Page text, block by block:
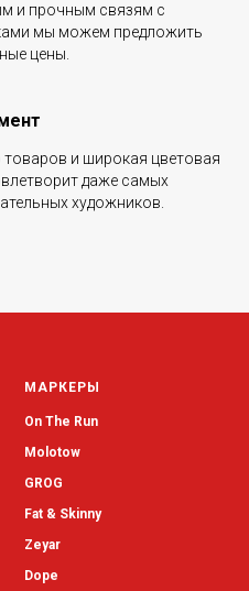
и прочным связям с
мы можем предложить
цены.
и широкая цветовая
даже самых
художников.
МАРКЕРЫ
On The Run
Molotow
GROG
Fat & Skinny
Zeyar
Dope